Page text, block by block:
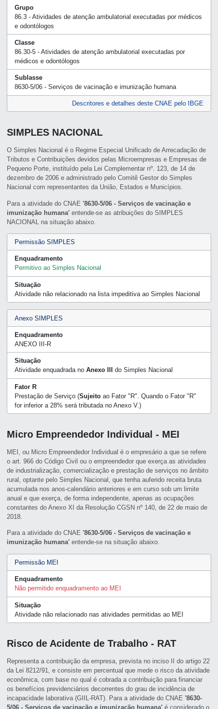
Grupo
86.3 - Atividades de atenção ambulatorial executadas por médicos
e odontólogos
Classe
86.30-5 - Atividades de atenção ambulatorial executadas por
médicos e odontólogos
Sublasse
8630-5/06 - Serviços de vacinação e imunização humana
Descritores e detalhes deste CNAE pelo IBGE
SIMPLES NACIONAL
O Simples Nacional é o Regime Especial Unificado de Arrecadação de
Tributos e Contribuições devidos pelas Microempresas e Empresas de
Pequeno Porte, instituído pela Lei Complementar nº. 123, de 14 de
dezembro de 2006 e administrado pelo Comitê Gestor do Simples
Nacional com representantes da União, Estados e Municípios.
Para a atividade do CNAE'8630-5/06 - Serviços de vacinação e
imunização humana' entende-se as atribuições do SIMPLES
NACIONAL na situação abaixo.
Permissão SIMPLES
Enquadramento
Permitivo ao Simples Nacional
Situação
Atividade não relacionado na lista impeditiva ao Simples Nacional
Anexo SIMPLES
Enquadramento
ANEXO III-R
Situação
Atividade enquadrada no Anexo III do Simples Nacional
Fator R
Prestação de Serviço (Sujeitoao Fator "R". Quando o Fator "R"
for inferior a 28% será tributada no Anexo V.)
Micro Empreendedor Individual - MEI
MEI, ou Micro Empreendedor Individual é o empresário a que se refere
o art. 966 do Código Civil ou o empreendedor que exerça as atividades
de industrialização, comercialização e prestação de serviços no âmbito
rural, optante pelo Simples Nacional, que tenha auferido receita bruta
acumulada nos anos-calendário anteriores e em curso sob um limite
anual e que exerça, de forma independente, apenas as ocupações
constantes do Anexo XI da Resolução CGSN nº 140, de 22 de maio de
2018.
Para a atividade do CNAE'8630-5/06 - Serviços de vacinação e
imunização humana' entende-se na situação abaixo.
Permissão MEI
Enquadramento
Não permitido enquadramento ao MEI
Situação
Atividade não relacionado nas atividades permitidas ao MEI
Risco de Acidente de Trabalho - RAT
Representa a contribuição da empresa, prevista no inciso II do artigo 22
da Lei 8212/91, e consiste em percentual que mede o risco da atividade
econômica, com base no qual é cobrada a contribuição para financiar
os benefícios previdenciários decorrentes do grau de incidência de
incapacidade laborativa (GIIL-RAT). Para a atividade do CNAE'8630-
5/06 - Serviços de vacinação e imunização humana' é considerado o